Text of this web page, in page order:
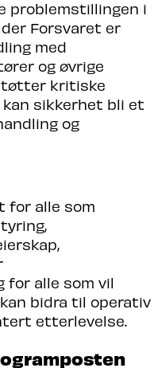
problemstillingen i
Forsvaret er
med
og øvrige
kritiske
sikkerhet bli et
og
for alle som
for alle som vil
bidra til operativ
etterlevelse.